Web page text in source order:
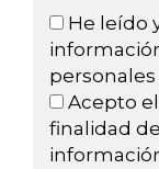
He leído
personales
Acepto
finalidad